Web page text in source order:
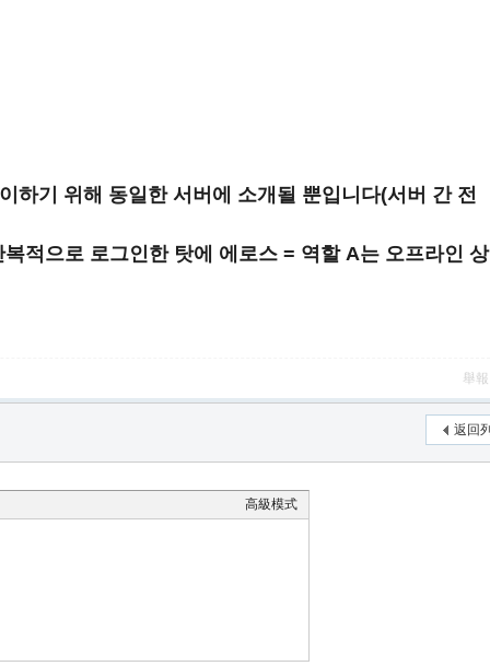
하기 위해 동일한 서버에 소개될 뿐입니다(서버 간 전
적으로 로그인한 탓에 에로스 = 역할 A는 오프라인 상
舉報
返回
高級模式